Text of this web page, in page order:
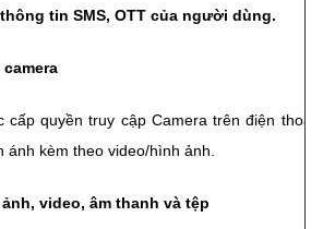
tin SMS, OTT của người dùng.
cấp quyền truy cập Camera trên điện
kèm theo video/hình ảnh.
video, âm thanh và tệp